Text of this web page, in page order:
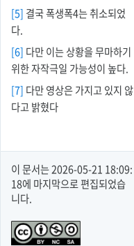
[5] 결국 폭생폭4는 취소되었
다.
[6] 다만 이는 상황을 무마하기
위한 자작극일 가능성이 높다.
[7] 다만 영상은 가지고 있지 않
다고 밝혔다
이 문서는2026-05-21 18:09:
18에 마지막으로 편집되었습
니다.